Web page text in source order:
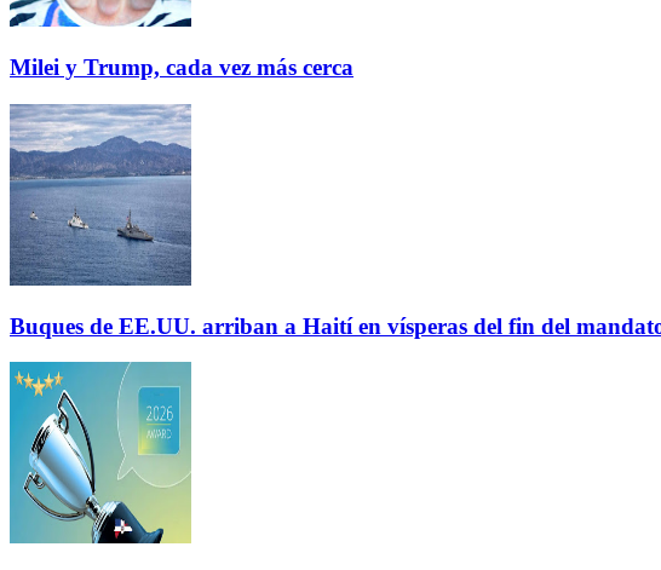
Milei y Trump, cada vez más cerca
Buques de EE.UU. arriban a Haití en vísperas del fin del